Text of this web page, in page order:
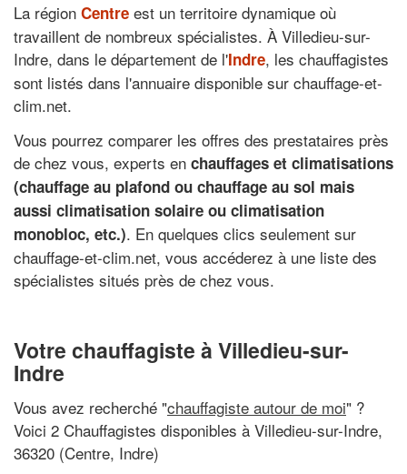
La région Centre est un territoire dynamique où
travaillent de nombreux spécialistes. À Villedieu-sur-
Indre, dans le département de l'Indre, les chauffagistes
sont listés dans l'annuaire disponible sur chauffage-et-
clim.net.
Vous pourrez comparer les offres des prestataires près
de chez vous, experts en chauffages et climatisations
(chauffage au plafond ou chauffage au sol mais
aussi climatisation solaire ou climatisation
monobloc, etc.). En quelques clics seulement sur
chauffage-et-clim.net, vous accéderez à une liste des
spécialistes situés près de chez vous.
Votre chauffagiste à Villedieu-sur-
Indre
Vous avez recherché "chauffagiste autour de moi" ?
Voici 2 Chauffagistes disponibles à Villedieu-sur-Indre,
36320 (Centre, Indre)